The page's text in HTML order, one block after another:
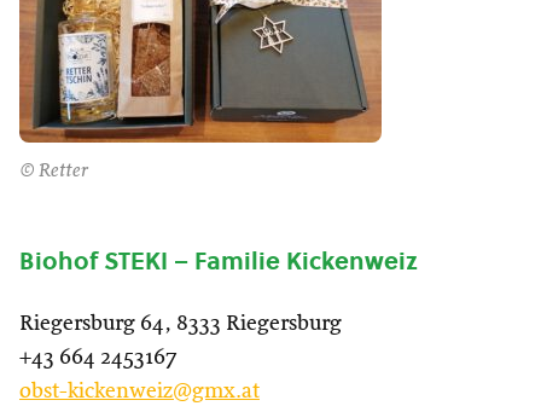
© Retter
Biohof STEKI – Familie Kickenweiz
Riegersburg 64, 8333 Riegersburg
+43 664 2453167
obst-kickenweiz@gmx.at